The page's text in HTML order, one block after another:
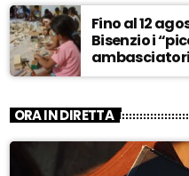
Fino al 12
Bisenzio i
“Sostenere
invadente” –
ORA IN DIRETTA